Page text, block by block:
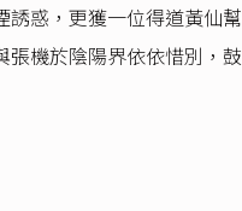
惑，更獲一位得道黃
機於陰陽界依依惜別